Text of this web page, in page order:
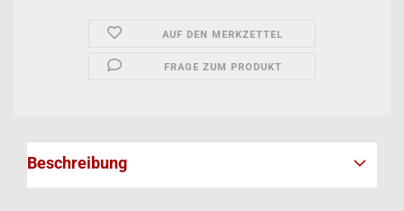
AUF DEN MERKZETTEL
FRAGE ZUM PRODUKT
Beschreibung